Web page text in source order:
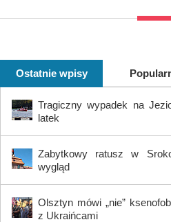
Ostatnie wpisy
Tragiczny wypadek na
latek
Zabytkowy ratusz w
wygląd
Olsztyn mówi „nie”
z Ukraińcami